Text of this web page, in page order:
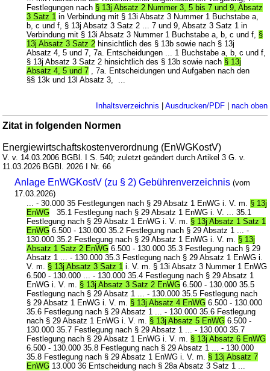
Festlegungen nach § 13j Absatz 2 Nummer 3, 5 bis 7 und 9, Absatz
3 Satz 1 in Verbindung mit § 13i Absatz 3 Nummer 1 Buchstabe a,
b, c und f, § 13j Absatz 3 Satz 2 ... 7 und 9, Absatz 3 Satz 1 in
Verbindung mit § 13i Absatz 3 Nummer 1 Buchstabe a, b, c und f, §
13j Absatz 3 Satz 2 hinsichtlich des § 13b sowie nach § 13j
Absatz 4, 5 und 7, 7a. Entscheidungen ... 1 Buchstabe a, b, c und f,
§ 13j Absatz 3 Satz 2 hinsichtlich des § 13b sowie nach § 13j
Absatz 4, 5 und 7 , 7a. Entscheidungen und Aufgaben nach den
§§ 13k und 13l Absatz 3, ...
Inhaltsverzeichnis | Ausdrucken/PDF| nach oben
Zitat in folgenden Normen
Energiewirtschaftskostenverordnung (EnWGKostV)
V. v. 14.03.2006 BGBl. I S. 540; zuletzt geändert durch Artikel 3 G. v.
11.03.2026 BGBl. 2026 I Nr. 66
Anlage EnWGKostV (zu § 2) Gebührenverzeichnis (vom
17.03.2026)
... - 30.000 35 Festlegungen nach § 29 Absatz 1 EnWG i. V. m. § 13j
EnWG 35.1 Festlegung nach § 29 Absatz 1 EnWG i. V. ... 35.1
Festlegung nach § 29 Absatz 1 EnWG i. V. m. § 13j Absatz 1 Satz 1
EnWG 6.500 - 130.000 35.2 Festlegung nach § 29 Absatz 1 ... -
130.000 35.2 Festlegung nach § 29 Absatz 1 EnWG i. V. m. § 13j
Absatz 1 Satz 2 EnWG 6.500 - 130.000 35.3 Festlegung nach § 29
Absatz 1 ... - 130.000 35.3 Festlegung nach § 29 Absatz 1 EnWG i.
V. m. § 13j Absatz 3 Satz 1 i. V. m. § 13i Absatz 3 Nummer 1 EnWG
6.500 - 130.000 ... - 130.000 35.4 Festlegung nach § 29 Absatz 1
EnWG i. V. m. § 13j Absatz 3 Satz 2 EnWG 6.500 - 130.000 35.5
Festlegung nach § 29 Absatz 1 ... - 130.000 35.5 Festlegung nach
§ 29 Absatz 1 EnWG i. V. m. § 13j Absatz 4 EnWG 6.500 - 130.000
35.6 Festlegung nach § 29 Absatz 1 ... - 130.000 35.6 Festlegung
nach § 29 Absatz 1 EnWG i. V. m. § 13j Absatz 5 EnWG 6.500 -
130.000 35.7 Festlegung nach § 29 Absatz 1 ... - 130.000 35.7
Festlegung nach § 29 Absatz 1 EnWG i. V. m. § 13j Absatz 6 EnWG
6.500 - 130.000 35.8 Festlegung nach § 29 Absatz 1 ... - 130.000
35.8 Festlegung nach § 29 Absatz 1 EnWG i. V. m. § 13j Absatz 7
EnWG 13.000 36 Entscheidung nach § 28a Absatz 3 Satz 1 ...